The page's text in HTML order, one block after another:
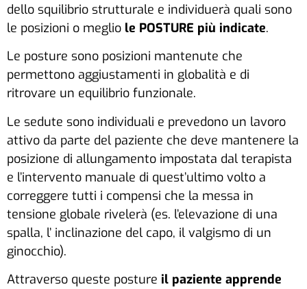
dello squilibrio strutturale e individuerà quali sono
le posizioni o meglio le POSTURE più indicate.
Le posture sono posizioni mantenute che
permettono aggiustamenti in globalità e di
ritrovare un equilibrio funzionale.
Le sedute sono individuali e prevedono un lavoro
attivo da parte del paziente che deve mantenere la
posizione di allungamento impostata dal terapista
e l’intervento manuale di quest’ultimo volto a
correggere tutti i compensi che la messa in
tensione globale rivelerà (es. l’elevazione di una
spalla, l’ inclinazione del capo, il valgismo di un
ginocchio).
Attraverso queste posture il paziente apprende